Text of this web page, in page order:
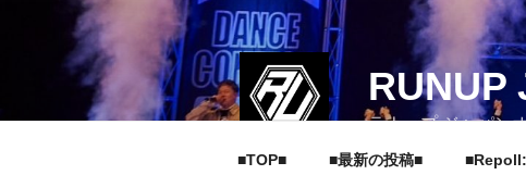
ツ
RUNUP
ラナップ ジャパン
■TOP■ ■最新の投稿■